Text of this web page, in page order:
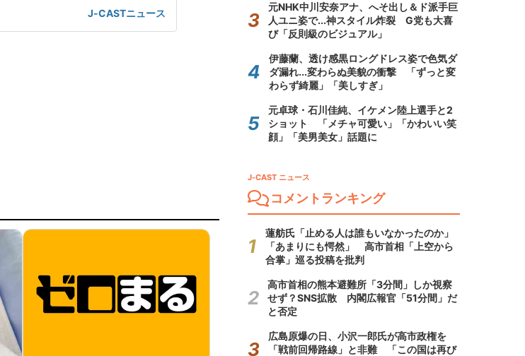
のぞくと、なんと奥のドアも開い
でお詫びその下の方には、電車が
平然と吊り革に
J-CASTニュース
元NHK中川安奈アナ、へそ出し＆ド派手巨
人ユニ姿で...神スタイル炸裂 G党も大喜
び「反則級のビジュアル」
伊藤蘭、透け感黒ロングドレス姿で色気ダ
ダ漏れ...変わらぬ美貌の衝撃 「ずっと変
わらず綺麗」「美しすぎ」
元卓球・石川佳純、イケメン陸上選手と2
ショット 「メチャ可愛い」「かわいい笑
顔」「美男美女」話題に
J-CAST ニュース
コメントランキング
蓮舫氏「止める人は誰もいなかったのか」
「あまりにも愕然」 高市首相「上空から
合掌」巡る投稿を批判
高市首相の熊本避難所「3分間」しか視察
せず？SNS拡散 内閣広報官「51分間」だ
と否定
広島原爆の日、小沢一郎氏が高市政権を
「戦前回帰路線」と非難 「この国は再び